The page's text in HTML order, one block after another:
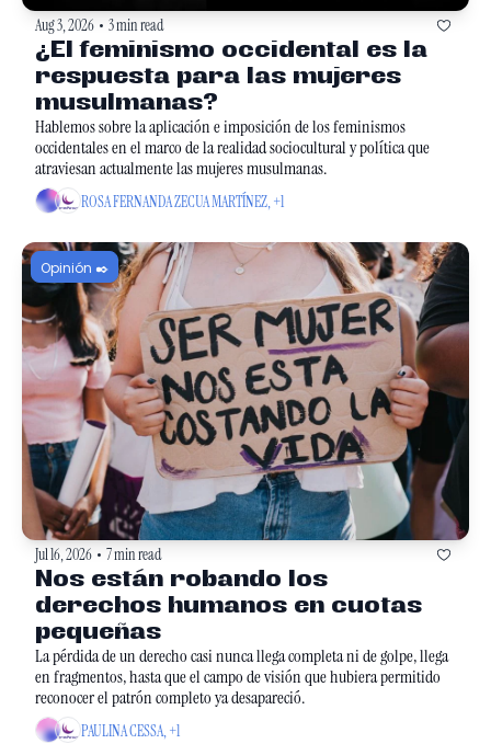
Aug 3, 2026 • 3 min read
¿El feminismo occidental es la
respuesta para las mujeres
musulmanas?
Hablemos sobre la aplicación e imposición de los feminismos
occidentales en el marco de la realidad sociocultural y política que
atraviesan actualmente las mujeres musulmanas.
ROSA FERNANDA ZECUA MARTÍNEZ, +1
Opinión ✒️
Jul 16, 2026 • 7 min read
Nos están robando los
derechos humanos en cuotas
pequeñas
La pérdida de un derecho casi nunca llega completa ni de golpe, llega
en fragmentos, hasta que el campo de visión que hubiera permitido
reconocer el patrón completo ya desapareció.
PAULINA CESSA, +1